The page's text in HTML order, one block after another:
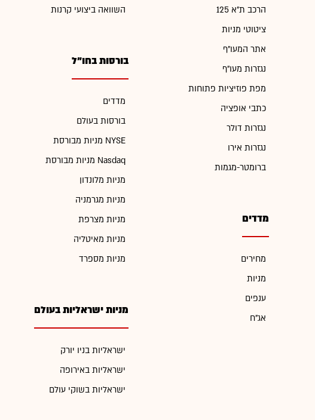
הרכב ת"א 125
ציטוטי מניות
אתר המעו"ף
נגזרות מעו"ף
מפת פוזיציות פתוחות
כתבי אופציה
נגזרות דולר
נגזרות אירו
ברומטר-מגמות
מדדים
מחירים
מניות
ענפים
אג"ח
השוואה ביצועי קרנות
בורסות בחו"ל
מדדים
בורסות בעולם
מניות מבורסת NYSE
מניות מבורסת Nasdaq
מניות מלונדון
מניות מגרמניה
מניות מצרפת
מניות מאיטליה
מניות מספרד
מניות ישראליות בעולם
ישראליות בניו יורק
ישראליות באירופה
ישראליות בשוקי עולם